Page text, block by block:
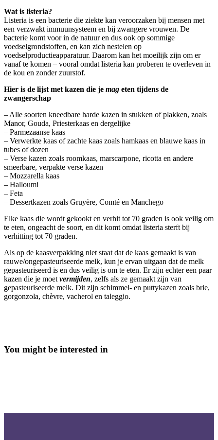
Wat is listeria?
Listeria is een bacterie die ziekte kan veroorzaken bij mensen met
een verzwakt immuunsysteem en bij zwangere vrouwen. De
bacterie komt voor in de natuur en dus ook op sommige
voedselgrondstoffen, en kan zich nestelen op
voedselproductieapparatuur. Daarom kan het moeilijk zijn om er
vanaf te komen – vooral omdat listeria kan proberen te overleven in
de kou en zonder zuurstof.
Hier is de lijst met kazen die je mag eten tijdens de
zwangerschap
– Alle soorten kneedbare harde kazen in stukken of plakken, zoals
Manor, Gouda, Priesterkaas en dergelijke
– Parmezaanse kaas
– Verwerkte kaas of zachte kaas zoals hamkaas en blauwe kaas in
tubes of dozen
– Verse kazen zoals roomkaas, marscarpone, ricotta en andere
smeerbare, verpakte verse kazen
– Mozzarella kaas
– Halloumi
– Feta
– Dessertkazen zoals Gruyère, Comté en Manchego
Elke kaas die wordt gekookt en verhit tot 70 graden is ook veilig om
te eten, ongeacht de soort, en dit komt omdat listeria sterft bij
verhitting tot 70 graden.
Als op de kaasverpakking niet staat dat de kaas gemaakt is van
rauwe/ongepasteuriseerde melk, kun je ervan uitgaan dat de melk
gepasteuriseerd is en dus veilig is om te eten. Er zijn echter een paar
kazen die je moetvermijden, zelfs als ze gemaakt zijn van
gepasteuriseerde melk. Dit zijn schimmel- en puttykazen zoals brie,
gorgonzola, chèvre, vacherol en taleggio.
You might be interested in